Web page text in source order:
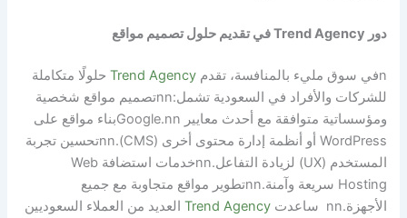
دور Trend Agency في تقديم حلول تصميم مواقع
nفي سوق مليء بالمنافسة، تقدمTrend Agency حلولًا متكاملة
للشركات والأفراد في السعودية تشمل:nnتصميم مواقع شخصية
ومؤسساتية متوافقة مع أحدث معايير Google. nn
بناء مواقع على
WordPress أو أنظمة إدارة محتوى أخرى (CMS).
nnتحسين تجربة
المستخدم (UX) لزيادة التفاعل.
nn
خدمات استضافة Web
Hosting سريعة وآمنة.
nnتطوير مواقع متجاوبة مع جميع
الأجهزة.nn ساعدتTrend Agency العديد من العملاء السعوديين